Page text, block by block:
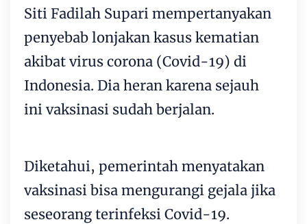
Siti Fadilah Supari mempertanyakan
penyebab lonjakan kasus kematian
akibat virus corona (Covid-19) di
Indonesia. Dia heran karena sejauh
ini vaksinasi sudah berjalan.
Diketahui, pemerintah menyatakan
vaksinasi bisa mengurangi gejala jika
seseorang terinfeksi Covid-19.